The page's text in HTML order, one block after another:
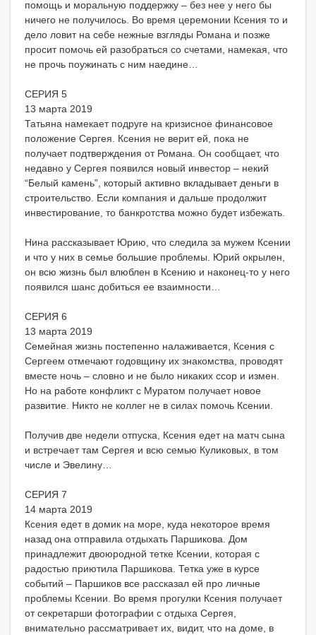
помощь и моральную поддержку – без нее у него бы
ничего не получилось. Во время церемонии Ксения то и
дело ловит на себе нежные взгляды Романа и позже
просит помочь ей разобраться со счетами, намекая, что
не прочь поужинать с ним наедине…
СЕРИЯ 5
13 марта 2019
Татьяна намекает подруге на кризисное финансовое
положение Сергея. Ксения не верит ей, пока не
получает подтверждения от Романа. Он сообщает, что
недавно у Сергея появился новый инвестор – некий
“Белый камень”, который активно вкладывает деньги в
строительство. Если компания и дальше продолжит
инвестирование, то банкротства можно будет избежать.
Нина рассказывает Юрию, что следила за мужем Ксении
и что у них в семье большие проблемы. Юрий окрылен,
он всю жизнь был влюблен в Ксению и наконец-то у него
появился шанс добиться ее взаимности…
СЕРИЯ 6
13 марта 2019
Семейная жизнь постепенно налаживается, Ксения с
Сергеем отмечают годовщину их знакомства, проводят
вместе ночь – словно и не было никаких ссор и измен.
Но на работе конфликт с Муратом получает новое
развитие. Никто не коллег не в силах помочь Ксении.
Получив две недели отпуска, Ксения едет на матч сына
и встречает там Сергея и всю семью Куликовых, в том
числе и Эвелину…
СЕРИЯ 7
14 марта 2019
Ксения едет в домик на море, куда некоторое время
назад она отправила отдыхать Паршикова. Дом
принадлежит двоюродной тетке Ксении, которая с
радостью приютила Паршикова. Тетка уже в курсе
событий – Паршиков все рассказал ей про личные
проблемы Ксении. Во время прогулки Ксения получает
от секретарши фотографии с отдыха Сергея,
внимательно рассматривает их, видит, что на доме, в